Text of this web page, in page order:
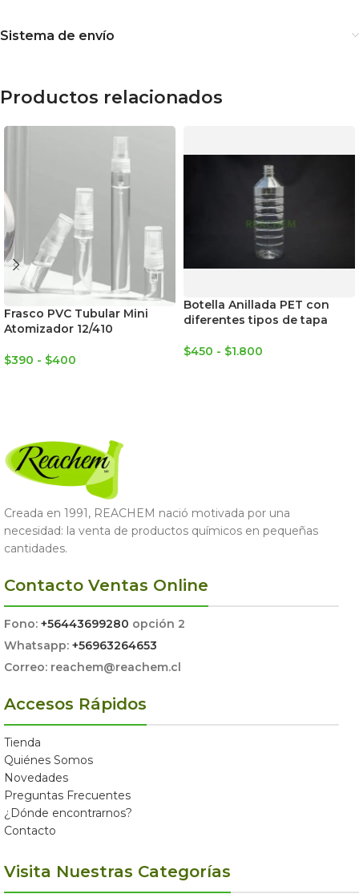
Sistema de envío
Productos relacionados
Frasco PVC Tubular Mini
Atomizador 12/410
$390 - $400
Botella Anillada PET con
diferentes tipos de tapa
$450 - $1.800
Creada en 1991, REACHEM nació motivada por una
necesidad: la venta de productos químicos en pequeñas
cantidades.
Contacto Ventas Online
Fono: +56443699280 opción 2
Whatsapp: +56963264653
Correo: reachem@reachem.cl
Accesos Rápidos
Tienda
Quiénes Somos
Novedades
Preguntas Frecuentes
¿Dónde encontrarnos?
Contacto
Visita Nuestras Categorías